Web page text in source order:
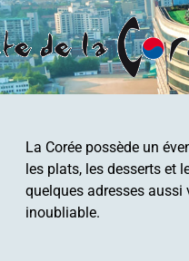
La Corée possède un
les plats, les desserts et
quelques adresses aussi
inoubliable.